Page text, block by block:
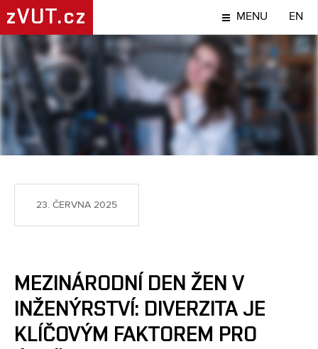
zVUT.cz MENU EN
LIDÉ
23. ČERVNA 2025
MEZINÁRODNÍ DEN ŽEN V
INŽENÝRSTVÍ: DIVERZITA JE
KLÍČOVÝM FAKTOREM PRO